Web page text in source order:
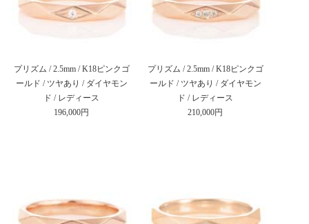
プリズム / 2.5mm / K18ピンクゴ
ールド / ツヤあり / ダイヤモン
ド / レディース
196,000円
プリズム / 2.5mm / K18ピンクゴ
ールド / ツヤあり / ダイヤモン
ド / レディース
210,000円